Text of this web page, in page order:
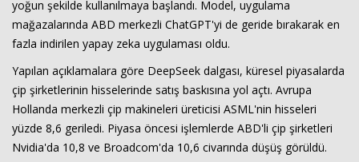
yoğun şekilde kullanılmaya başlandı. Model, uygulama
mağazalarında ABD merkezli ChatGPT'yi de geride bırakarak en
fazla indirilen yapay zeka uygulaması oldu.
Yapılan açıklamalara göre DeepSeek dalgası, küresel piyasalarda
çip şirketlerinin hisselerinde satış baskısına yol açtı. Avrupa
Hollanda merkezli çip makineleri üreticisi ASML'nin hisseleri
yüzde 8,6 geriledi. Piyasa öncesi işlemlerde ABD'li çip şirketleri
Nvidia'da 10,8 ve Broadcom'da 10,6 civarında düşüş görüldü.